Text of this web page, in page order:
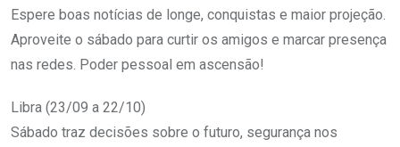
Espere boas notícias de longe, conquistas e maior projeção.
Aproveite o sábado para curtir os amigos e marcar presença
nas redes. Poder pessoal em ascensão!
Libra (23/09 a 22/10)
Sábado traz decisões sobre o futuro, segurança nos